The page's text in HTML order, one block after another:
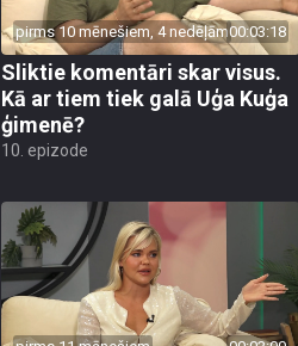
pirms 10 mēnešiem, 4 nedēļām00:03:18
Sliktie komentāri skar visus.
Kā ar tiem tiek galā Uģa Kuģa
ģimenē?
10. epizode